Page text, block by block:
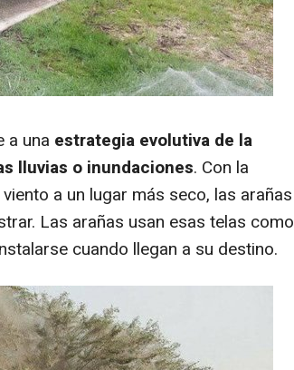
a una estrategia evolutiva de la
lluvias o inundaciones. Con la
a un lugar más seco, las arañas
Las arañas usan esas telas como
cuando llegan a su destino.